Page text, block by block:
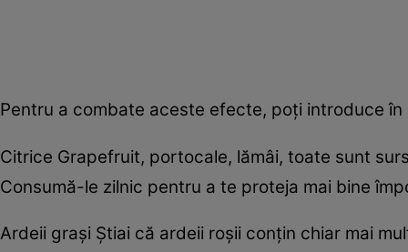
Pentru a combate aceste efecte, poți introduce
Citrice Grapefruit, portocale, lămâi, toate sunt
Consumă-le zilnic pentru a te proteja mai bine
Ardeii grași Știai că ardeii roșii conțin chiar mai